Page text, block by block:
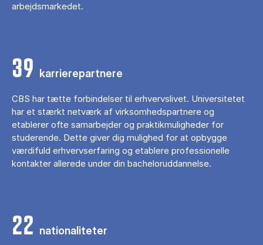
arbejdsmarkedet.
39 karrierepartnere
CBS har tætte forbindelser til erhvervslivet. Universitetet
har et stærkt netværk af virksomhedspartnere og
etablerer ofte samarbejder og praktikmuligheder for
studerende. Dette giver dig mulighed for at opbygge
værdifuld erhvervserfaring og etablere professionelle
kontakter allerede under din bacheloruddannelse.
22 nationaliteter